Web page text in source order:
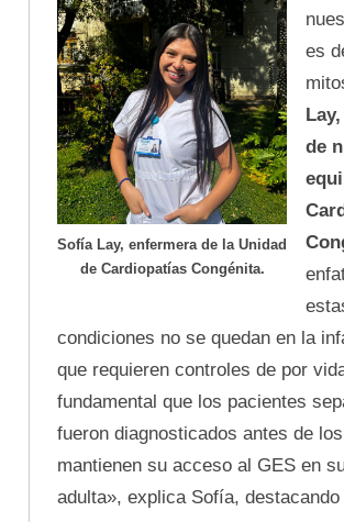
Sofía Lay, enfermera de la Unidad
de Cardiopatías Congénita.
es
de
condiciones no se quedan en la
que requieren controles de por
fundamental que los pacientes
fueron diagnosticados antes de
mantienen su acceso al GES en
adulta», explica Sofía, destacando